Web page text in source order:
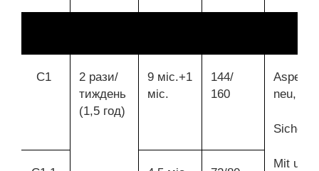
С1
2 рази/
тиждень
(1,5 год)
9 міс.+1
міс.
144/
160
Aspekte
neu,
Sicher,
Mit uns